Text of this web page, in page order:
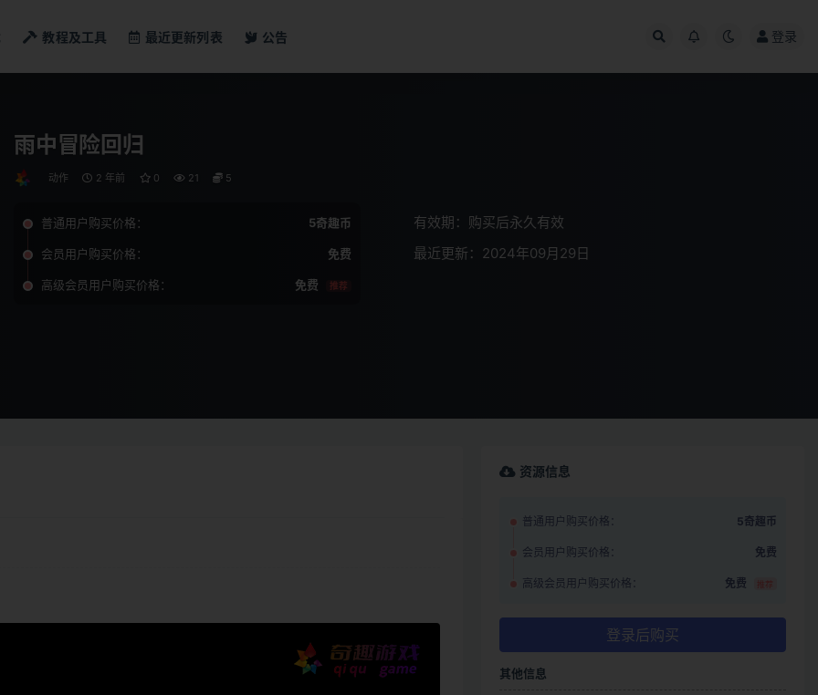
教程及工具 最近更新列表 公告 登录
雨中冒险回归
动作 2 年前 0 21 5
普通用户购买价格： 5奇趣币
会员用户购买价格： 免费
高级会员用户购买价格： 免费 推荐
有效期：购买后永久有效
最近更新：2024年09月29日
资源信息
普通用户购买价格： 5奇趣币
会员用户购买价格： 免费
高级会员用户购买价格： 免费 推荐
登录后购买
其他信息